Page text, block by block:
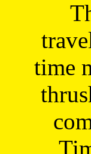
time